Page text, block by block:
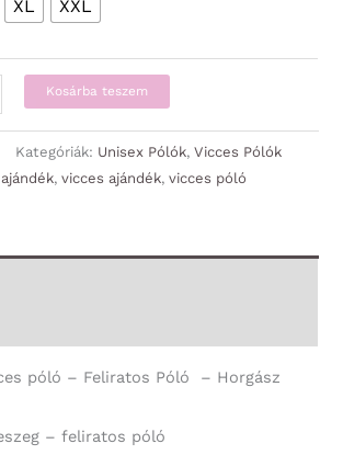
XL XXL
Kosárba teszem
Kategóriák: Unisex Pólók,Vicces Pólók
,vicces ajándék,vicces póló
póló – Feliratos Póló – Horgász
– feliratos póló